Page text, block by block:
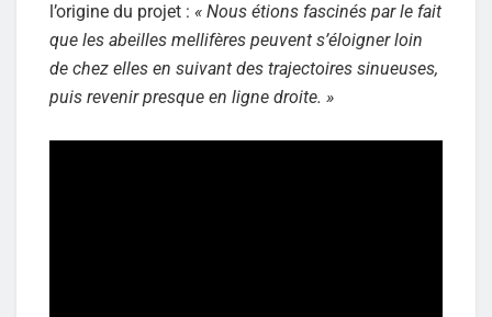
l’origine du projet : « Nous étions fascinés par le fait
que les abeilles mellifères peuvent s’éloigner loin
de chez elles en suivant des trajectoires sinueuses,
puis revenir presque en ligne droite. »